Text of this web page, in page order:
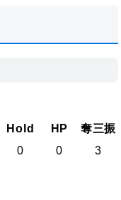
Hold HP
奪三振
0 0 3